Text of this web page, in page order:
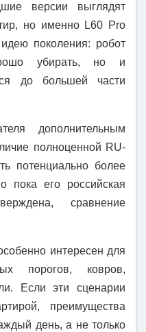
версии выглядят
но именно L60 Pro
поколения: робот
убирать, но и
до большей части
дополнительным
полноценной RU-
потенциально более
его российская
сравнение
интересен для
порогов, ковров,
Если эти сценарии
преимущества
день, а не только